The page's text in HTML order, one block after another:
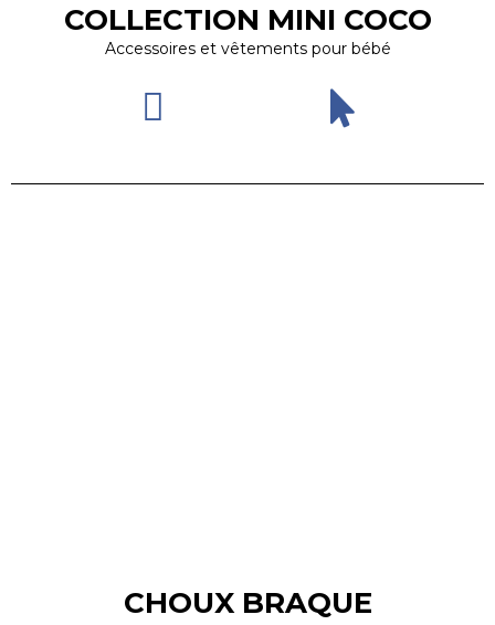
COLLECTION MINI COCO
Accessoires et vêtements pour bébé
CHOUX BRAQUE